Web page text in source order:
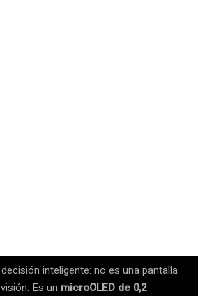
inteligente: no es una pantalla
Es un microOLED de 0,2